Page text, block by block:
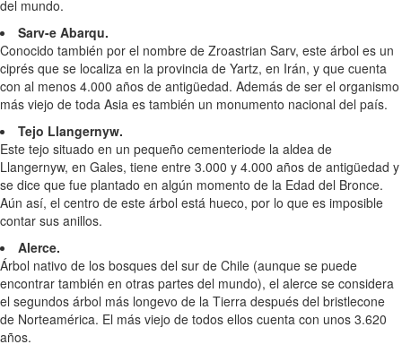
del mundo.
Sarv-e Abarqu.
Conocido también por el nombre de Zroastrian Sarv, este árbol es un
ciprés que se localiza en la provincia de Yartz, en Irán, y que cuenta
con al menos 4.000 años de antigüedad. Además de ser el organismo
más viejo de toda Asia es también un monumento nacional del país.
Tejo Llangernyw.
Este tejo situado en un pequeño cementeriode la aldea de
Llangernyw, en Gales, tiene entre 3.000 y 4.000 años de antigüedad y
se dice que fue plantado en algún momento de la Edad del Bronce.
Aún así, el centro de este árbol está hueco, por lo que es imposible
contar sus anillos.
Alerce.
Árbol nativo de los bosques del sur de Chile (aunque se puede
encontrar también en otras partes del mundo), el alerce se considera
el segundos árbol más longevo de la Tierra después del bristlecone
de Norteamérica. El más viejo de todos ellos cuenta con unos 3.620
años.